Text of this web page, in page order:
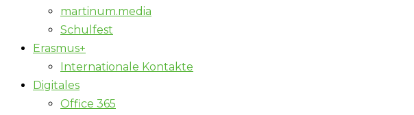
martinum.media
Schulfest
Erasmus+
Internationale Kontakte
Digitales
Office 365